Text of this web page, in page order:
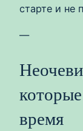
старте и не
—
время